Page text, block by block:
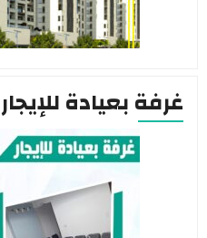
غرفة بعيادة للإيجار